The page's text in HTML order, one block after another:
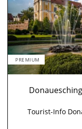
PREMIUM
Tourist-Info